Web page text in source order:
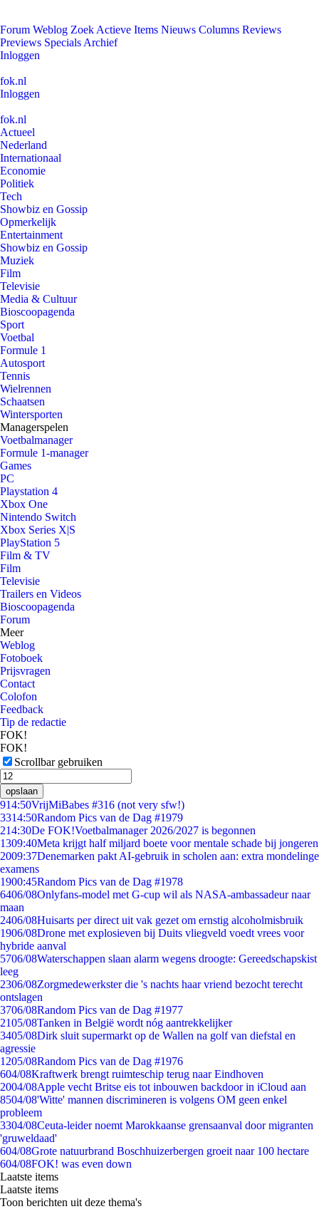
Forum Weblog Zoek Actieve Items Nieuws Columns Reviews
Previews Specials Archief
Inloggen
fok.nl
Inloggen
fok.nl
Actueel
Nederland
Internationaal
Economie
Politiek
Tech
Showbiz en Gossip
Opmerkelijk
Entertainment
Showbiz en Gossip
Muziek
Film
Televisie
Media & Cultuur
Bioscoopagenda
Sport
Voetbal
Formule 1
Autosport
Tennis
Wielrennen
Schaatsen
Wintersporten
Managerspelen
Voetbalmanager
Formule 1-manager
Games
PC
Playstation 4
Xbox One
Nintendo Switch
Xbox Series X|S
PlayStation 5
Film & TV
Film
Televisie
Trailers en Videos
Bioscoopagenda
Forum
Meer
Weblog
Fotoboek
Prijsvragen
Contact
Colofon
Feedback
Tip de redactie
FOK!
FOK!
Scrollbar gebruiken
opslaan
914:50VrijMiBabes #316 (not very sfw!)
3314:50Random Pics van de Dag #1979
214:30De FOK!Voetbalmanager 2026/2027 is begonnen
1309:40Meta krijgt half miljard boete voor mentale schade bij jongeren
2009:37Denemarken pakt AI-gebruik in scholen aan: extra mondelinge
examens
1900:45Random Pics van de Dag #1978
6406/08Onlyfans-model met G-cup wil als NASA-ambassadeur naar
maan
2406/08Huisarts per direct uit vak gezet om ernstig alcoholmisbruik
1906/08Drone met explosieven bij Duits vliegveld voedt vrees voor
hybride aanval
5706/08Waterschappen slaan alarm wegens droogte: Gereedschapskist
leeg
2306/08Zorgmedewerkster die 's nachts haar vriend bezocht terecht
ontslagen
3706/08Random Pics van de Dag #1977
2105/08Tanken in België wordt nóg aantrekkelijker
3405/08Dirk sluit supermarkt op de Wallen na golf van diefstal en
agressie
1205/08Random Pics van de Dag #1976
604/08Kraftwerk brengt ruimteschip terug naar Eindhoven
2004/08Apple vecht Britse eis tot inbouwen backdoor in iCloud aan
8504/08'Witte' mannen discrimineren is volgens OM geen enkel
probleem
3304/08Ceuta-leider noemt Marokkaanse grensaanval door migranten
'gruweldaad'
604/08Grote natuurbrand Boschhuizerbergen groeit naar 100 hectare
604/08FOK! was even down
Laatste items
Laatste items
Toon berichten uit deze thema's